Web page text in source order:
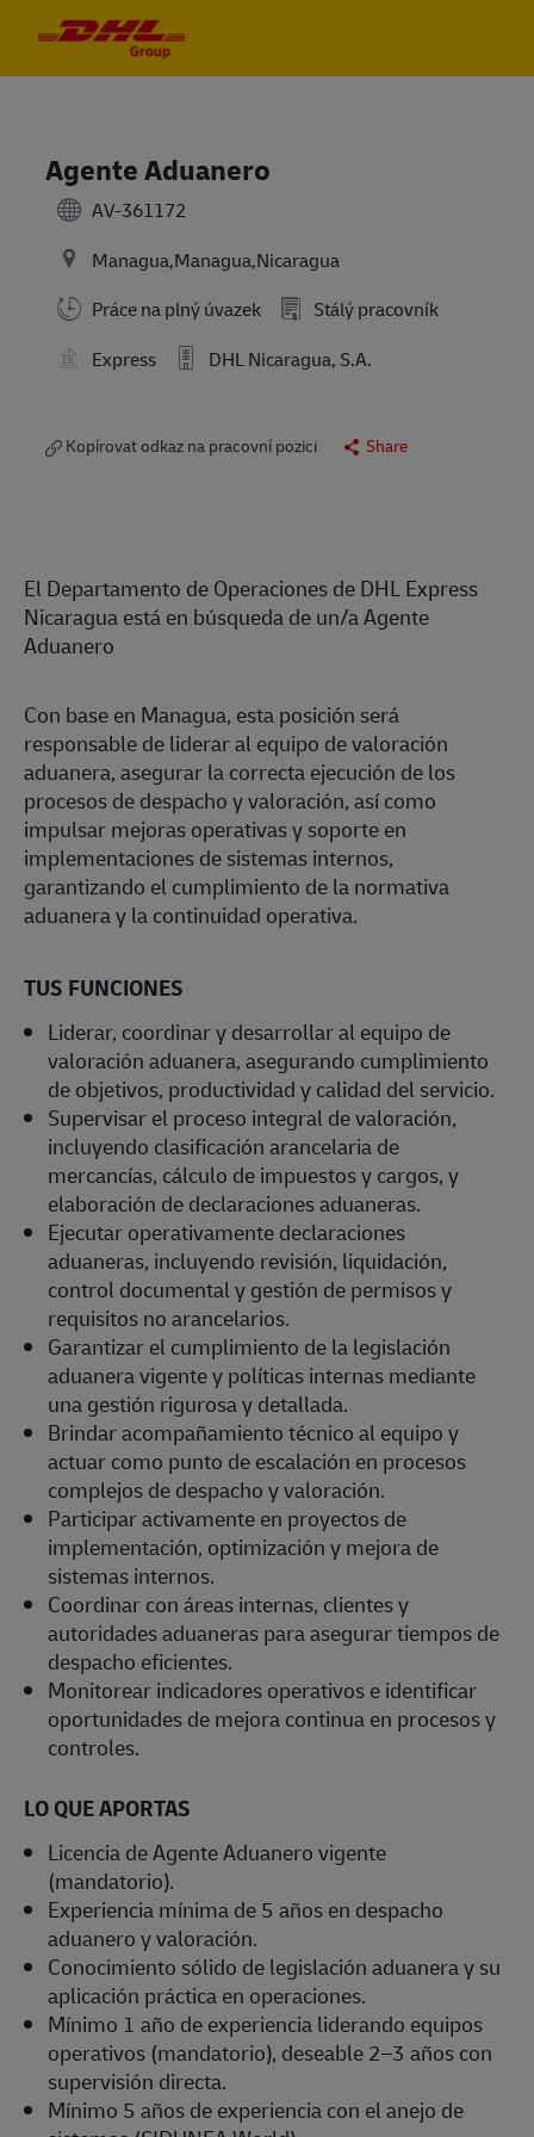
Agente Aduanero
AV-361172
Managua,Managua,Nicaragua
Práce na plný úvazek
Stálý pracovník
Express
DHL Nicaragua, S.A.
Kopírovat odkaz na pracovní pozici Share
El Departamento de Operaciones de DHL Express
Nicaragua está en búsqueda de un/a Agente
Aduanero
Con base en Managua, esta posición será
responsable de liderar al equipo de valoración
aduanera, asegurar la correcta ejecución de los
procesos de despacho y valoración, así como
impulsar mejoras operativas y soporte en
implementaciones de sistemas internos,
garantizando el cumplimiento de la normativa
aduanera y la continuidad operativa.
TUS FUNCIONES
Liderar, coordinar y desarrollar al equipo de
valoración aduanera, asegurando cumplimiento
de objetivos, productividad y calidad del servicio.
Supervisar el proceso integral de valoración,
incluyendo clasificación arancelaria de
mercancías, cálculo de impuestos y cargos, y
elaboración de declaraciones aduaneras.
Ejecutar operativamente declaraciones
aduaneras, incluyendo revisión, liquidación,
control documental y gestión de permisos y
requisitos no arancelarios.
Garantizar el cumplimiento de la legislación
aduanera vigente y políticas internas mediante
una gestión rigurosa y detallada.
Brindar acompañamiento técnico al equipo y
actuar como punto de escalación en procesos
complejos de despacho y valoración.
Participar activamente en proyectos de
implementación, optimización y mejora de
sistemas internos.
Coordinar con áreas internas, clientes y
autoridades aduaneras para asegurar tiempos de
despacho eficientes.
Monitorear indicadores operativos e identificar
oportunidades de mejora continua en procesos y
controles.
LO QUE APORTAS
Licencia de Agente Aduanero vigente
(mandatorio).
Experiencia mínima de 5 años en despacho
aduanero y valoración.
Conocimiento sólido de legislación aduanera y su
aplicación práctica en operaciones.
Mínimo 1 año de experiencia liderando equipos
operativos (mandatorio), deseable 2–3 años con
supervisión directa.
Mínimo 5 años de experiencia con el anejo de